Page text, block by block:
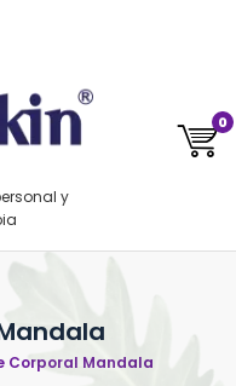
y
0
Corporal Mandala